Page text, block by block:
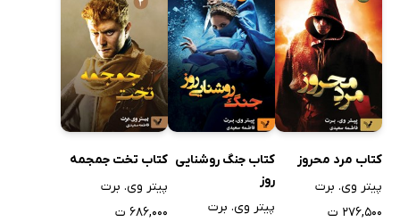
کتاب مرد محروز
پیتر وی. برت
۲۷۶,۵۰۰ ت
کتاب جنگ روشنایی
روز
پیتر وی. برت
کتاب تخت جمجمه
پیتر وی. برت
۶۸۶,۰۰۰ ت